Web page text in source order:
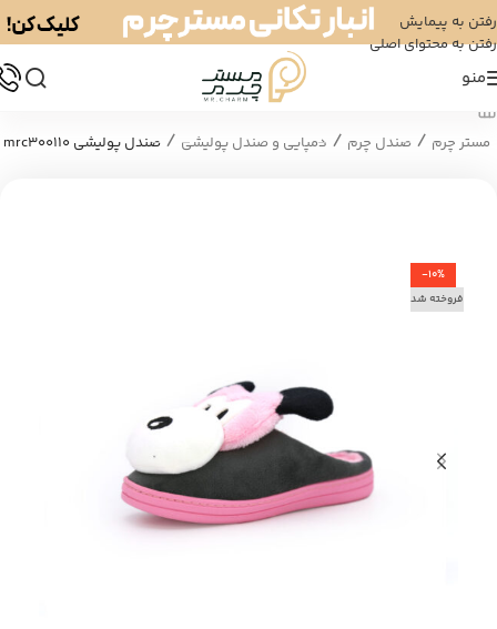
رفتن به پیمایش
رفتن به محتوای اصلی
منو
مستر چرم / صندل چرم / دمپایی و صندل پولیشی / صندل پولیشی mrc300110
-10%
فروخته شد